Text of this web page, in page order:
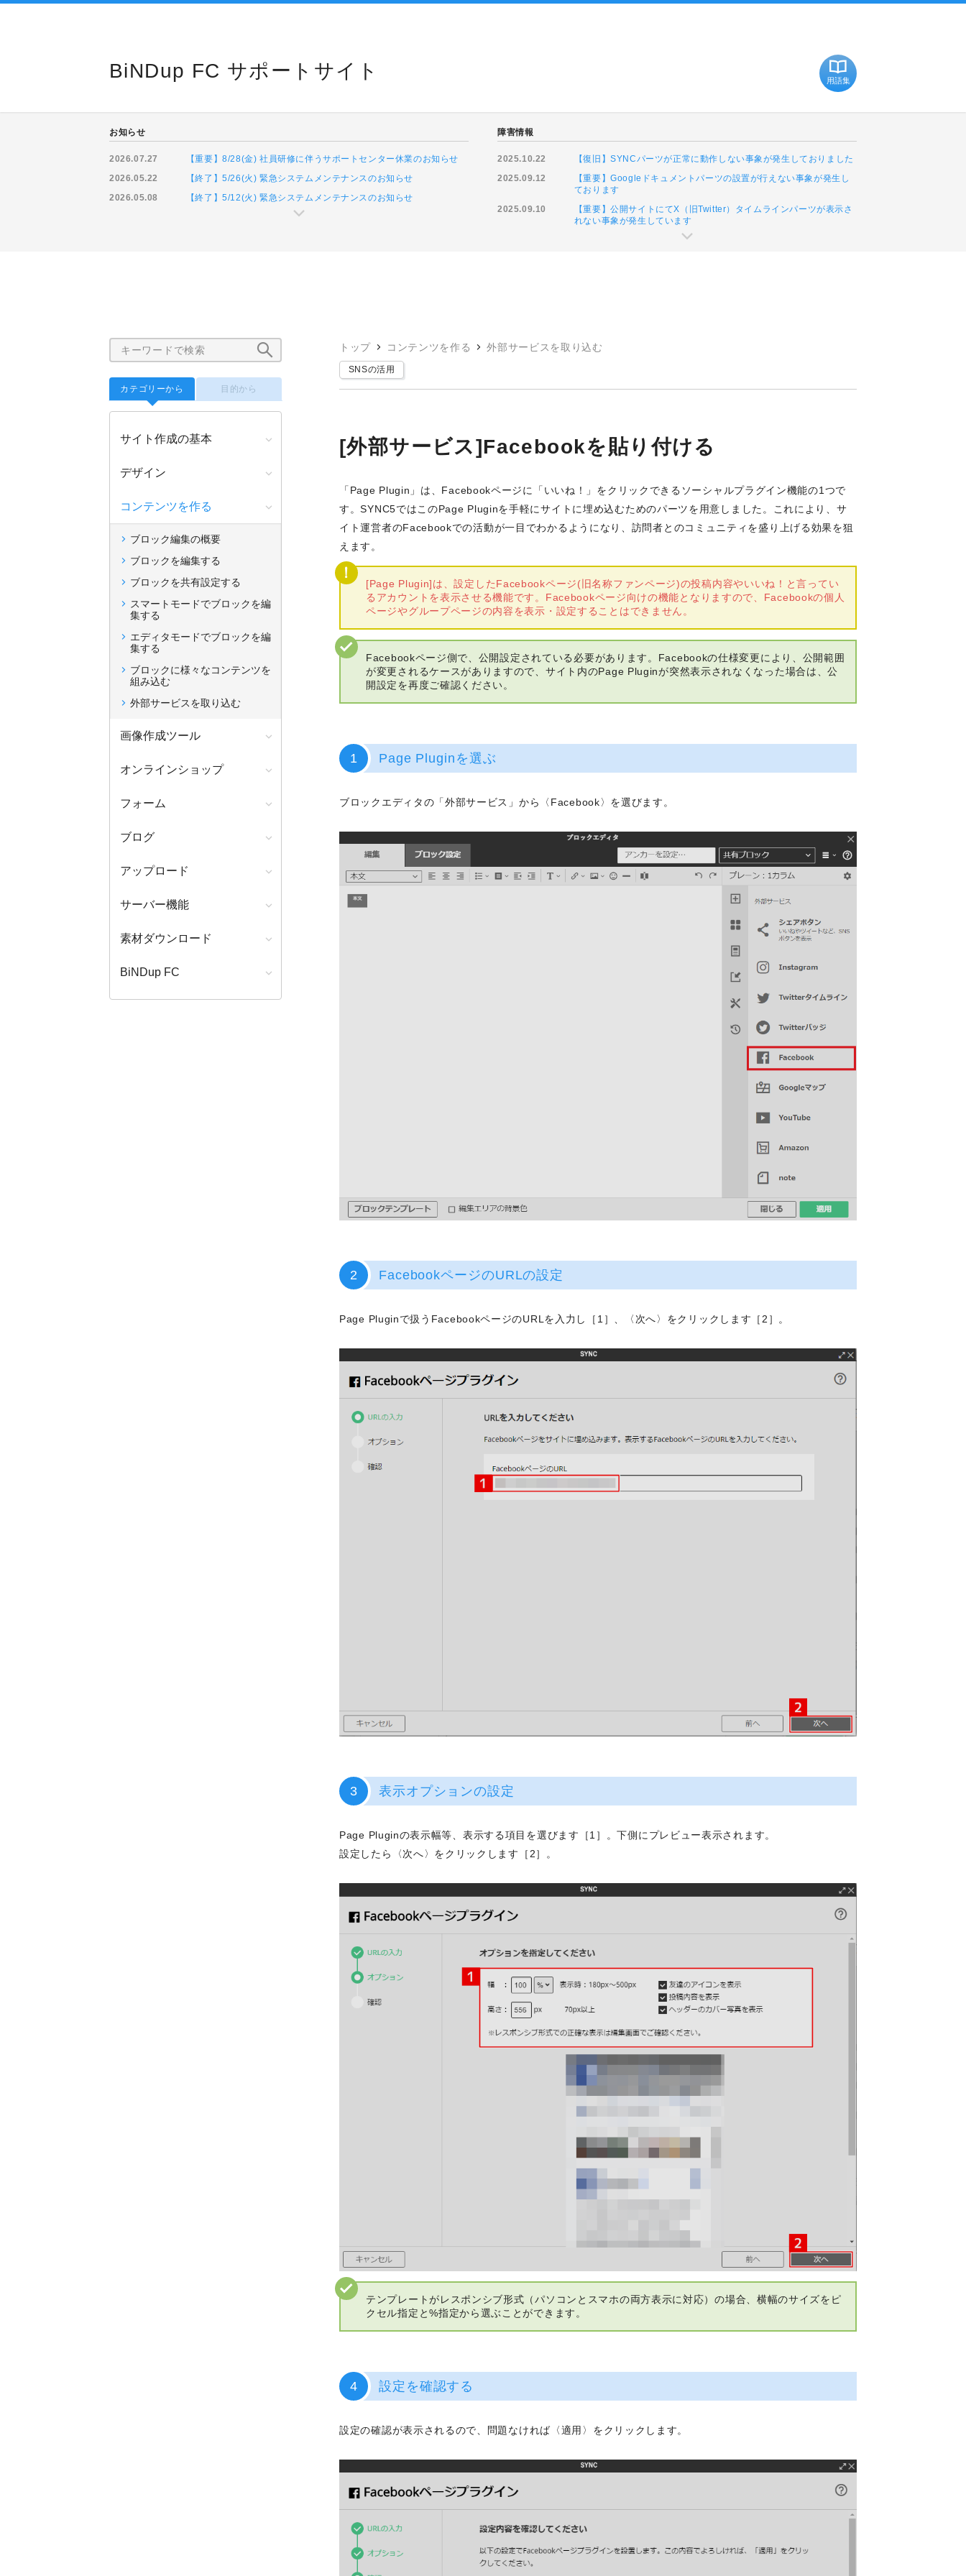
BiNDup FC サポートサイト 用語集
お知らせ
2026.07.27
【重要】8/28(金) 社員研修に伴うサポートセンター休業のお知らせ
2026.05.22
【終了】5/26(火) 緊急システムメンテナンスのお知らせ
2026.05.08
【終了】5/12(火) 緊急システムメンテナンスのお知らせ
障害情報
2025.10.22
【復旧】SYNCパーツが正常に動作しない事象が発生しておりました
2025.09.12
【重要】Googleドキュメントパーツの設置が行えない事象が発生し
ております
2025.09.10
【重要】公開サイトにてX（旧Twitter）タイムラインパーツが表示さ
れない事象が発生しています
トップ コンテンツを作る 外部サービスを取り込む
SNSの活用
[外部サービス]Facebookを貼り付ける
「Page Plugin」は、Facebookページに「いいね！」をクリックできるソーシャルプラグイン機能の1つで
す。SYNC5ではこのPage Pluginを手軽にサイトに埋め込むためのパーツを用意しました。これにより、サ
イト運営者のFacebookでの活動が一目でわかるようになり、訪問者とのコミュニティを盛り上げる効果を狙
えます。
[Page Plugin]は、設定したFacebookページ(旧名称ファンページ)の投稿内容やいいね！と言ってい
るアカウントを表示させる機能です。Facebookページ向けの機能となりますので、Facebookの個人
ページやグループページの内容を表示・設定することはできません。
Facebookページ側で、公開設定されている必要があります。Facebookの仕様変更により、公開範囲
が変更されるケースがありますので、サイト内のPage Pluginが突然表示されなくなった場合は、公
開設定を再度ご確認ください。
1 Page Pluginを選ぶ
ブロックエディタの「外部サービス」から〈Facebook〉を選びます。
2 FacebookページのURLの設定
Page Pluginで扱うFacebookページのURLを入力し［1］、〈次へ〉をクリックします［2］。
3 表示オプションの設定
Page Pluginの表示幅等、表示する項目を選びます［1］。下側にプレビュー表示されます。
設定したら〈次へ〉をクリックします［2］。
テンプレートがレスポンシブ形式（パソコンとスマホの両方表示に対応）の場合、横幅のサイズをピ
クセル指定と%指定から選ぶことができます。
4 設定を確認する
設定の確認が表示されるので、問題なければ〈適用〉をクリックします。
カテゴリーから 目的から
サイト作成の基本
デザイン
コンテンツを作る
ブロック編集の概要
ブロックを編集する
ブロックを共有設定する
スマートモードでブロックを編
集する
エディタモードでブロックを編
集する
ブロックに様々なコンテンツを
組み込む
外部サービスを取り込む
画像作成ツール
オンラインショップ
フォーム
ブログ
アップロード
サーバー機能
素材ダウンロード
BiNDup FC